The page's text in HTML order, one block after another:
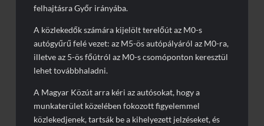
felhajtásra Győr irányába.
A közlekedők számára kijelölt terelőút az M0-s
autógyűrű felé vezet: az M5-ös autópályáról az M0-ra,
illetve az 5-ös főútról az M0-s csomóponton keresztül
lehet továbbhaladni.
A Magyar Közút arra kéri az autósokat, hogy a
munkaterület közelében fokozott figyelemmel
közlekedjenek, tartsák be a kihelyezett jelzéseket, és